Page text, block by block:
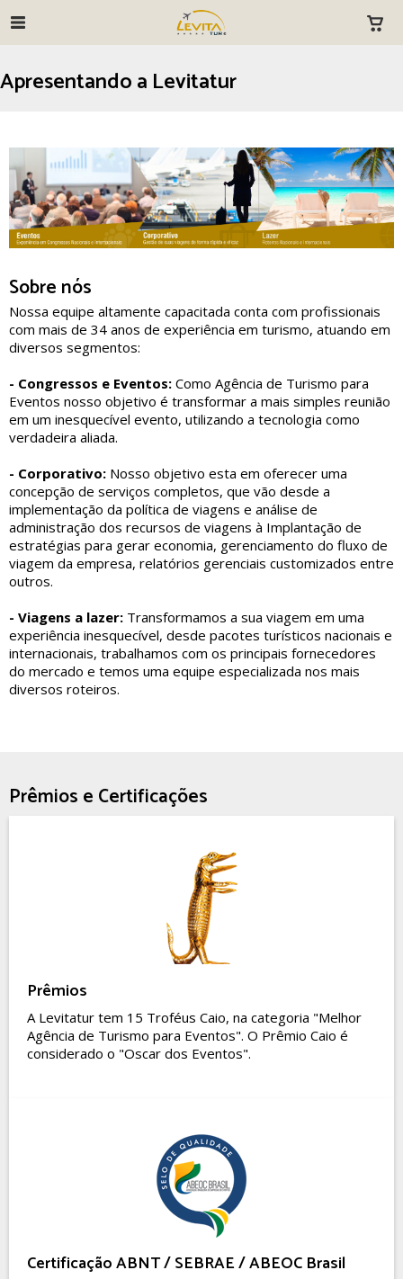
Apresentando a Levitatur
Sobre nós
Nossa equipe altamente capacitada conta com profissionais
com mais de 34 anos de experiência em turismo, atuando em
diversos segmentos:
- Congressos e Eventos: Como Agência de Turismo para
Eventos nosso objetivo é transformar a mais simples reunião
em um inesquecível evento, utilizando a tecnologia como
verdadeira aliada.
- Corporativo: Nosso objetivo esta em oferecer uma
concepção de serviços completos, que vão desde a
implementação da política de viagens e análise de
administração dos recursos de viagens à Implantação de
estratégias para gerar economia, gerenciamento do fluxo de
viagem da empresa, relatórios gerenciais customizados entre
outros.
- Viagens a lazer: Transformamos a sua viagem em uma
experiência inesquecível, desde pacotes turísticos nacionais e
internacionais, trabalhamos com os principais fornecedores
do mercado e temos uma equipe especializada nos mais
diversos roteiros.
Prêmios e Certificações
Prêmios
A Levitatur tem 15 Troféus Caio, na categoria "Melhor
Agência de Turismo para Eventos". O Prêmio Caio é
considerado o "Oscar dos Eventos".
Certificação ABNT / SEBRAE / ABEOC Brasil